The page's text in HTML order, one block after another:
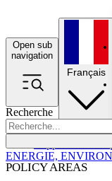
Open sub
navigation
Recherche
POLICY AREAS
Français
ENERGIE,